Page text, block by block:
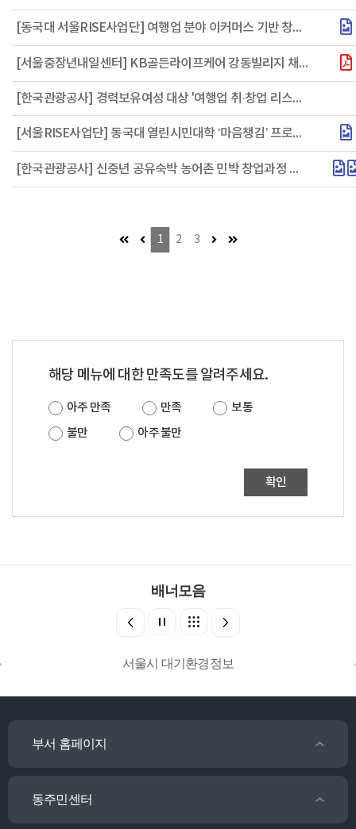
[동국대 서울RISE사업단] 여행업 분야 이커머스 기반 창업실전과정 교육생 모집
[서울중장년내일센터] KB골든라이프케어 강동빌리지 채용설명회 참여자 모집
[한국관광공사] 경력보유여성 대상 '여행업 취·창업 리스타트 과정' 교육생 모집
[서울RISE사업단] 동국대 열린시민대학 ‘마음챙김’ 프로그램 참여자 모집
[한국관광공사] 신중년 공유숙박 농어촌 민박 창업과정 교육생 모집
첫 페이지 (이동불가)
이전 페이지 (이동불가)
1 2 3 다음 페이지 (이동불가)
마지막 페이지
해당 메뉴에 대한 만족도를 알려주세요.
아주 만족 만족
보통
불만
아주 불만
확인
배너모음
서울시 대기환경정보
부서 홈페이지
동주민센터